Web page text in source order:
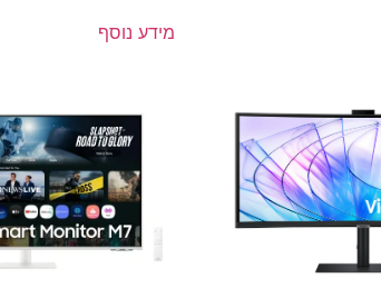
מידע נוסף